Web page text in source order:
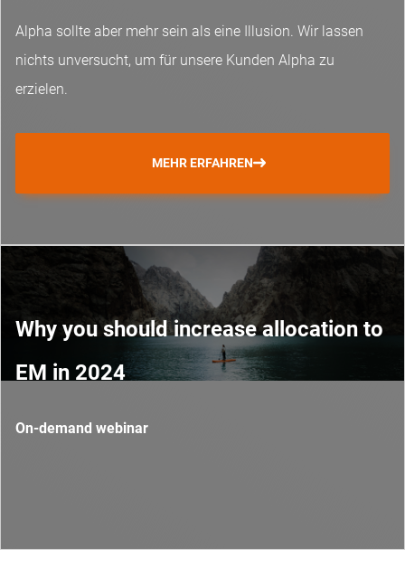
Alpha sollte aber mehr sein als eine Illusion. Wir lassen
nichts unversucht, um für unsere Kunden Alpha zu
erzielen.
MEHR ERFAHREN
Why you should increase allocation to
EM in 2024
On-demand webinar